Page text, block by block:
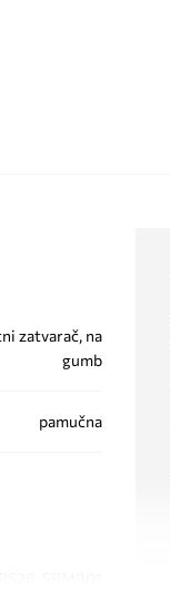
zatvarač, na
gumb
pamučna